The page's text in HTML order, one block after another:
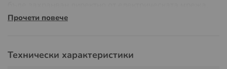
осигурявайки непрекъсната защита срещу гризачи.
Модел:Съвместим с BSI капан за мишки и плъхове
Прочети повече
Технически характеристики